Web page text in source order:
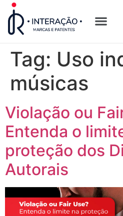
Tag: Uso
músicas
Violação ou
Entenda o
proteção dos
Autorais